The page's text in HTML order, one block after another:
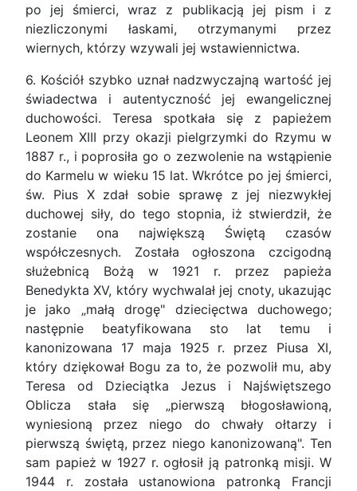
po jej śmierci, wraz z publikacją jej pism i z
niezliczonymi łaskami, otrzymanymi przez
wiernych, którzy wzywali jej wstawiennictwa.
6. Kościół szybko uznał nadzwyczajną wartość jej
świadectwa i autentyczność jej ewangelicznej
duchowości. Teresa spotkała się z papieżem
Leonem XIII przy okazji pielgrzymki do Rzymu w
1887 r., i poprosiła go o zezwolenie na wstąpienie
do Karmelu w wieku 15 lat. Wkrótce po jej śmierci,
św. Pius X zdał sobie sprawę z jej niezwykłej
duchowej siły, do tego stopnia, iż stwierdził, że
zostanie ona największą Świętą czasów
współczesnych. Została ogłoszona czcigodną
służebnicą Bożą w 1921 r. przez papieża
Benedykta XV, który wychwalał jej cnoty, ukazując
je jako „małą drogę" dziecięctwa duchowego;
następnie beatyfikowana sto lat temu i
kanonizowana 17 maja 1925 r. przez Piusa XI,
który dziękował Bogu za to, że pozwolił mu, aby
Teresa od Dzieciątka Jezus i Najświętszego
Oblicza stała się „pierwszą błogosławioną,
wyniesioną przez niego do chwały ołtarzy i
pierwszą świętą, przez niego kanonizowaną". Ten
sam papież w 1927 r. ogłosił ją patronką misji. W
1944 r. została ustanowiona patronką Francji